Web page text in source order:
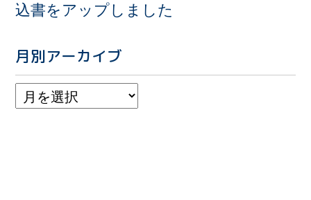
込書をアップしました
月別アーカイブ